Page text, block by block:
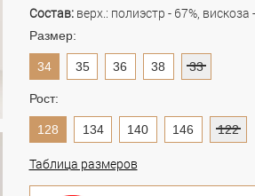
Состав: верх.: полиэстр - 67%,
Размер:
34 35 36 38 33
Рост:
128 134 140 146 122
Таблица размеров